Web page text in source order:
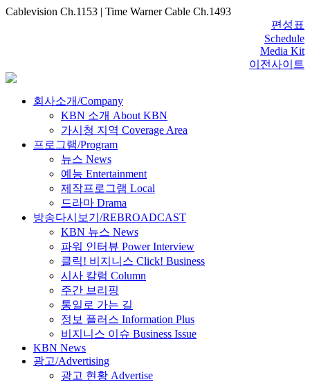
Cablevision Ch.1153 | Time Warner Cable Ch.1493
편성표
Schedule
Media Kit
이전사이트
회사소개/Company
KBN 소개 About KBN
가시청 지역 Coverage Area
프로그램/Program
뉴스 News
예능 Entertainment
제작프로그램 Local
드라마 Drama
방송다시보기/REBROADCAST
KBN 뉴스 News
파워 인터뷰 Power Interview
클릭! 비지니스 Click! Business
시사 칼럼 Column
주간 브리핑
통일로 가는 길
정보 플러스 Information Plus
비지니스 이슈 Business Issue
KBN News
광고/Advertising
광고 현황 Advertise